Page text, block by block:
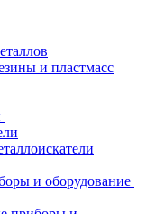
и пластмасс
и оборудование